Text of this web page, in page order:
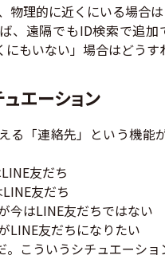
物理的に近くにいる場合
、遠隔でもID検索で追
もいない」場合はどうす
ュエーション
「連絡先」という機能
友だち
友だち
今はLINE友だちではない
LINE友だちになりたい
こういうシチュエーショ